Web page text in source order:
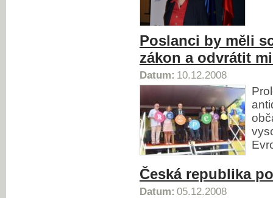
Poslanci by měli
zákon a odvrátit
Datum: 10.12.2008
Česká republika
Datum: 05.12.2008